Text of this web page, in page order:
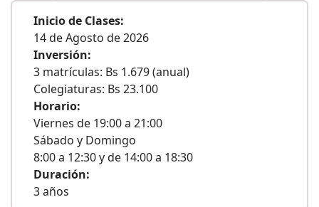
Inicio de Clases:
14 de Agosto de 2026
Inversión:
3 matrículas: Bs 1.679 (anual)
Colegiaturas: Bs 23.100
Horario:
Viernes de 19:00 a 21:00
Sábado y Domingo
8:00 a 12:30 y de 14:00 a 18:30
Duración:
3 años